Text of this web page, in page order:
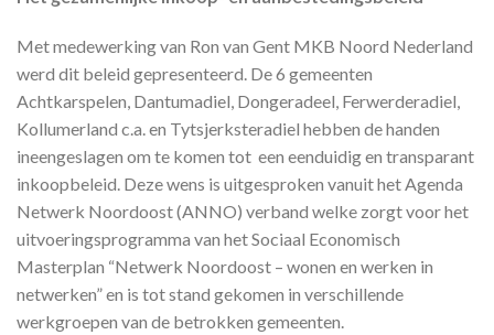
Met medewerking van Ron van Gent MKB Noord Nederland
werd dit beleid gepresenteerd. De 6 gemeenten
Achtkarspelen, Dantumadiel, Dongeradeel, Ferwerderadiel,
Kollumerland c.a. en Tytsjerksteradiel hebben de handen
ineengeslagen om te komen tot een eenduidig en transparant
inkoopbeleid. Deze wens is uitgesproken vanuit het Agenda
Netwerk Noordoost (ANNO) verband welke zorgt voor het
uitvoeringsprogramma van het Sociaal Economisch
Masterplan “Netwerk Noordoost – wonen en werken in
netwerken” en is tot stand gekomen in verschillende
werkgroepen van de betrokken gemeenten.